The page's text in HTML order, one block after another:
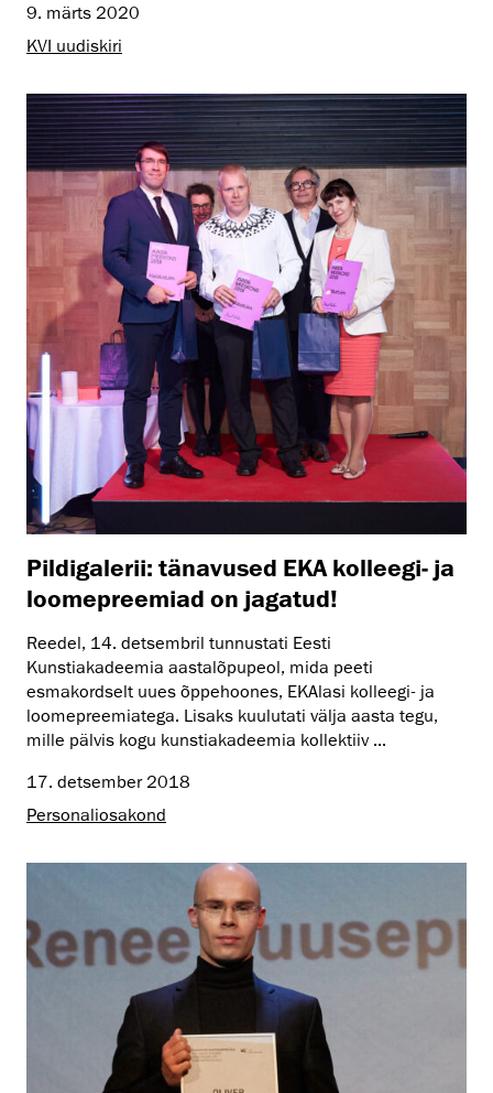
9. märts 2020
KVI uudiskiri
Pildigalerii: tänavused EKA kolleegi- ja
loomepreemiad on jagatud!
Reedel, 14. detsembril tunnustati Eesti
Kunstiakadeemia aastalõpupeol, mida peeti
esmakordselt uues õppehoones, EKAlasi kolleegi- ja
loomepreemiatega. Lisaks kuulutati välja aasta tegu,
mille pälvis kogu kunstiakadeemia kollektiiv ...
17. detsember 2018
Personaliosakond